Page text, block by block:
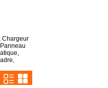
Chargeur